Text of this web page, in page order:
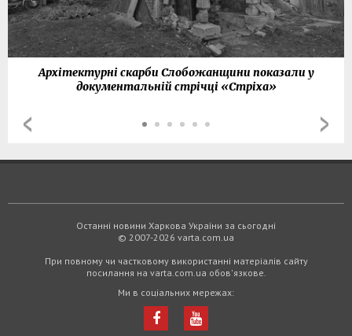
Архітектурні скарби Слобожанщини показали у
документальній стрічці «Стріха»
Останні новини Харкова України за сьогодні
© 2007-2026 varta.com.ua
При повному чи частковому використанні матеріалів сайту
посилання на varta.com.ua обов'язкове.
Ми в соціальних мережах: